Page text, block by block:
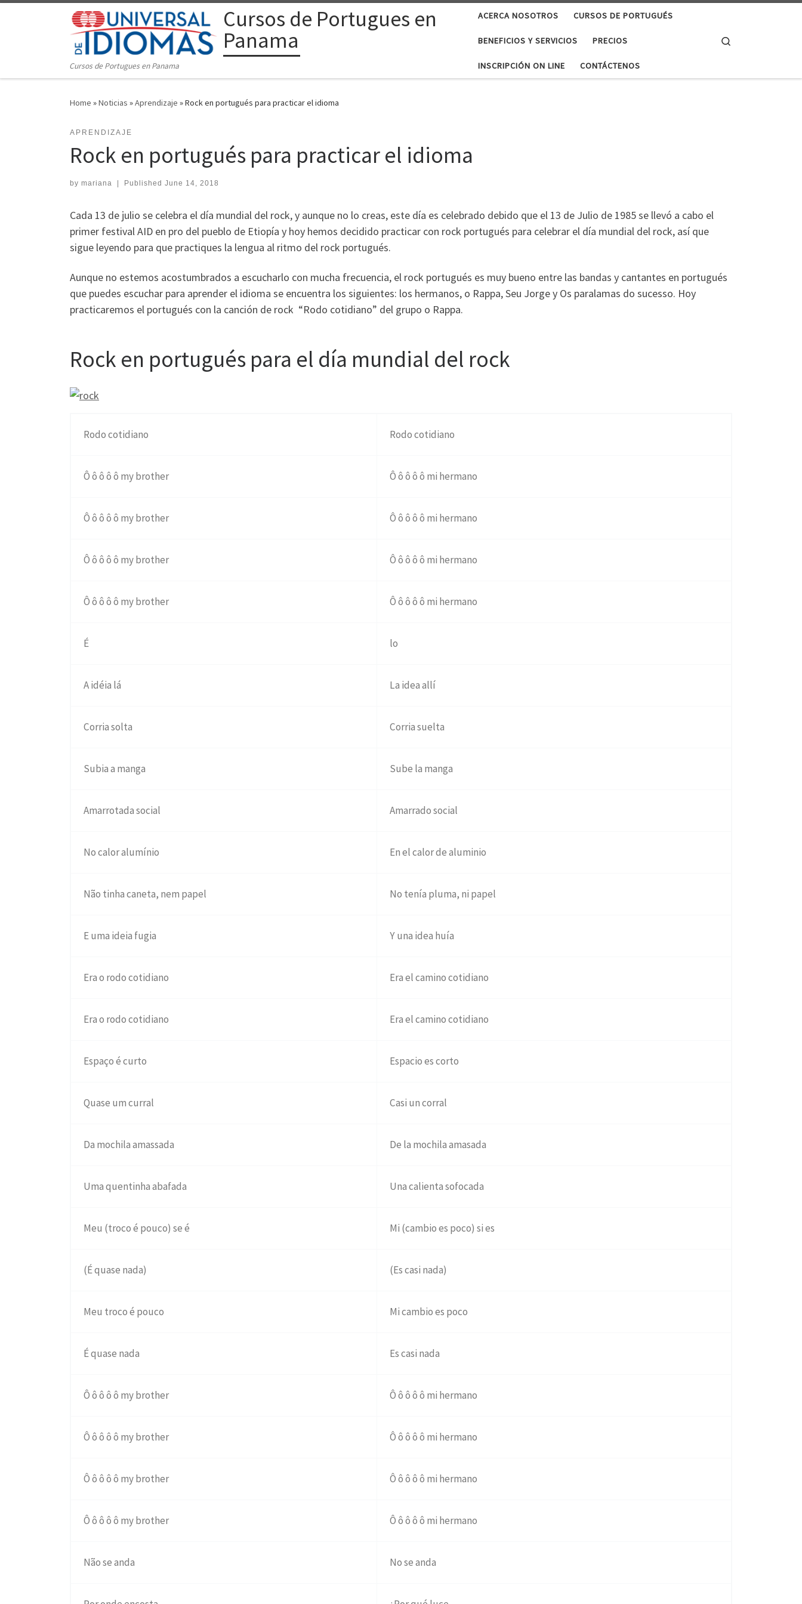
Skip to content
Cursos de Portugues en
Panama
Cursos de Portugues en Panama
ACERCA NOSOTROS CURSOS DE PORTUGUÉS
BENEFICIOS Y SERVICIOS PRECIOS
INSCRIPCIÓN ON LINE CONTÁCTENOS
Home »Noticias »Aprendizaje »Rock en portugués para practicar el idioma
APRENDIZAJE
Rock en portugués para practicar el idioma
by mariana Published June 14, 2018
Cada 13 de julio se celebra el día mundial del rock, y aunque no lo creas, este día es celebrado debido que el 13 de Julio de 1985 se llevó a cabo el
primer festival AID en pro del pueblo de Etiopía y hoy hemos decidido practicar con rock portugués para celebrar el día mundial del rock, así que
sigue leyendo para que practiques la lengua al ritmo del rock portugués.
Aunque no estemos acostumbrados a escucharlo con mucha frecuencia, el rock portugués es muy bueno entre las bandas y cantantes en portugués
que puedes escuchar para aprender el idioma se encuentra los siguientes: los hermanos, o Rappa, Seu Jorge y Os paralamas do sucesso. Hoy
practicaremos el portugués con la canción de rock “Rodo cotidiano” del grupo o Rappa.
Rock en portugués para el día mundial del rock
Rodo cotidiano Rodo cotidiano
Ô ô ô ô ô my brother Ô ô ô ô ô mi hermano
Ô ô ô ô ô my brother Ô ô ô ô ô mi hermano
Ô ô ô ô ô my brother Ô ô ô ô ô mi hermano
Ô ô ô ô ô my brother Ô ô ô ô ô mi hermano
É lo
A idéia lá La idea allí
Corria solta Corria suelta
Subia a manga Sube la manga
Amarrotada social Amarrado social
No calor alumínio En el calor de aluminio
Não tinha caneta, nem papel No tenía pluma, ni papel
E uma ideia fugia Y una idea huía
Era o rodo cotidiano Era el camino cotidiano
Era o rodo cotidiano Era el camino cotidiano
Espaço é curto Espacio es corto
Quase um curral Casi un corral
Da mochila amassada De la mochila amasada
Uma quentinha abafada Una calienta sofocada
Meu (troco é pouco) se é Mi (cambio es poco) si es
(É quase nada) (Es casi nada)
Meu troco é pouco Mi cambio es poco
É quase nada Es casi nada
Ô ô ô ô ô my brother Ô ô ô ô ô mi hermano
Ô ô ô ô ô my brother Ô ô ô ô ô mi hermano
Ô ô ô ô ô my brother Ô ô ô ô ô mi hermano
Ô ô ô ô ô my brother Ô ô ô ô ô mi hermano
Não se anda No se anda